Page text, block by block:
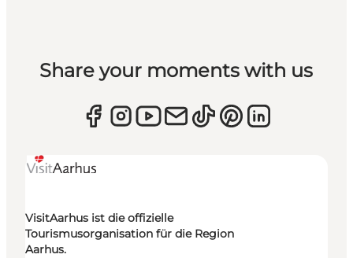
Share your moments with us
VisitAarhus ist die offizielle
Tourismusorganisation für die Region
Aarhus.